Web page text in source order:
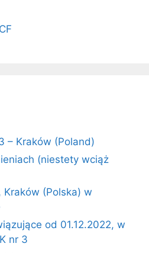
– Kraków (Poland)
(niestety wciąż
Kraków (Polska) w
od 01.12.2022, w
nr 3